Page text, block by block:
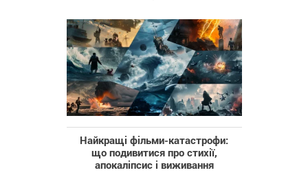
Найкращі фільми-катастрофи:
що подивитися про стихії,
апокаліпсис і виживання